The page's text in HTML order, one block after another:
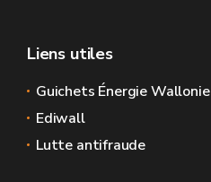
Liens utiles
Guichets Énergie Wallonie
Ediwall
Lutte antifraude